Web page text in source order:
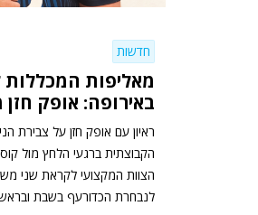
חדשות
מאליפות המכללות
באירופה: אופק חזן
ראיון עם אופק חזן על צבירת
הקבוצתית ברגעי הלחץ מול
הצוות המקצועי לקראת שני
לנבחרת הכדורעף בשבת